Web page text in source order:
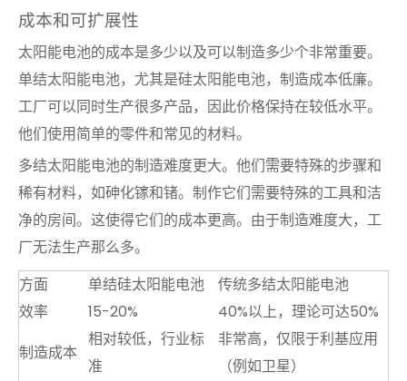
成本和可扩展性
太阳能电池的成本是多少以及可以制造多少个非常重要。
单结太阳能电池，尤其是硅太阳能电池，制造成本低廉。
工厂可以同时生产很多产品，因此价格保持在较低水平。
他们使用简单的零件和常见的材料。
多结太阳能电池的制造难度更大。他们需要特殊的步骤和
稀有材料，如砷化镓和锗。制作它们需要特殊的工具和洁
净的房间。这使得它们的成本更高。由于制造难度大，工
厂无法生产那么多。
方面
单结硅太阳能电池
传统多结太阳能电池
效率
15-20%
40%以上，理论可达50%
制造成本
相对较低，行业标
准
非常高，仅限于利基应​​用
（例如卫星）